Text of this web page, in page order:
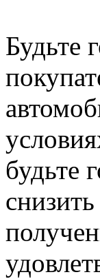
Будьте
будьте